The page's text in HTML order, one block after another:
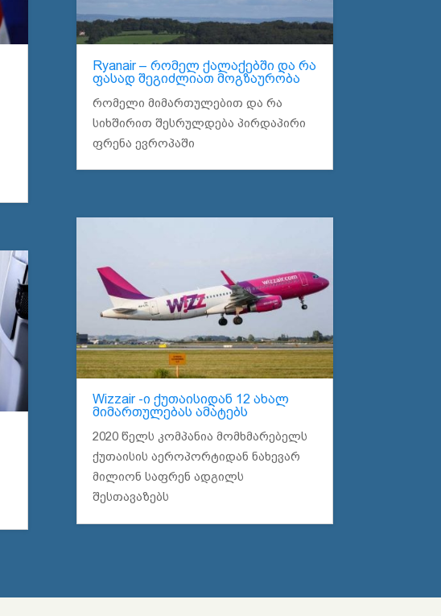
Ryanair – რომელ ქალაქებში და რა
ფასად შეგიძლიათ მოგზაურობა
რომელი მიმართულებით და რა
სიხშირით შესრულდება პირდაპირი
ფრენა ევროპაში
Wizzair -ი ქუთაისიდან 12 ახალ
მიმართულებას ამატებს
2020 წელს კომპანია მომხმარებელს
ქუთაისის აეროპორტიდან ნახევარ
მილიონ საფრენ ადგილს
შესთავაზებს